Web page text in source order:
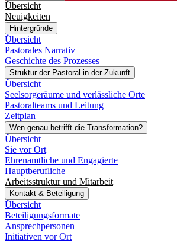
Übersicht
Neuigkeiten
Hintergründe
Übersicht
Pastorales Narrativ
Geschichte des Prozesses
Struktur der Pastoral in der Zukunft
Übersicht
Seelsorgeräume und verlässliche Orte
Pastoralteams und Leitung
Zeitplan
Wen genau betrifft die Transformation?
Übersicht
Sie vor Ort
Ehrenamtliche und Engagierte
Hauptberufliche
Arbeitsstruktur und Mitarbeit
Kontakt & Beteiligung
Übersicht
Beteiligungsformate
Ansprechpersonen
Initiativen vor Ort